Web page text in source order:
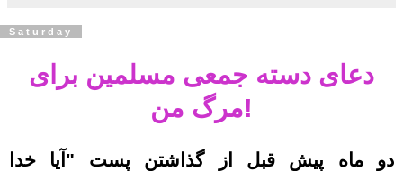
Saturday
دعای دسته جمعی مسلمین برای
مرگ من!
دو ماه پیش قبل از گذاشتن پست "آیا خدا